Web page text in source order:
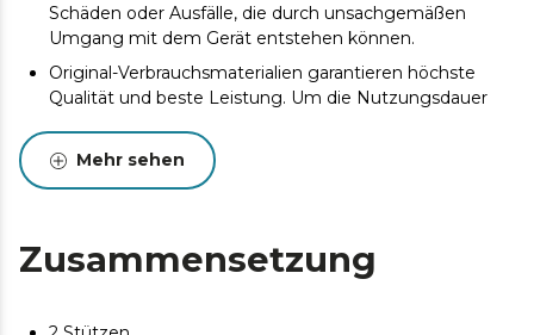
Schäden oder Ausfälle, die durch unsachgemäßen
Umgang mit dem Gerät entstehen können.
Original-Verbrauchsmaterialien garantieren höchste
Qualität und beste Leistung. Um die Nutzungsdauer
empfohlen.
Mehr sehen
Zusammensetzung